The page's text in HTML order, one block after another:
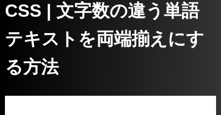
CSS | 文字数の違う単語
テキストを両端揃えにす
る方法